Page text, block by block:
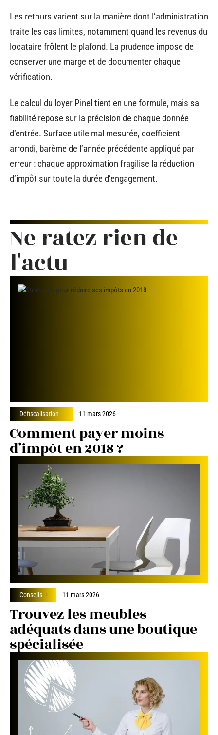
Les retours varient sur la manière dont l’administration
traite les cas limites, notamment quand les revenus du
locataire frôlent le plafond. La prudence impose de
conserver une marge et de documenter chaque
vérification.
Le calcul du loyer Pinel tient en une formule, mais sa
fiabilité repose sur la précision de chaque donnée
d’entrée. Surface utile mal mesurée, coefficient
arrondi, barème de l’année précédente appliqué par
erreur : chaque approximation fragilise la réduction
d’impôt sur toute la durée d’engagement.
Ne ratez rien de
l'actu
Défiscalisation 11 mars 2026
Comment payer moins
d’impôt en 2018 ?
Conseils 11 mars 2026
Trouvez les meubles
adéquats dans une boutique
spécialisée